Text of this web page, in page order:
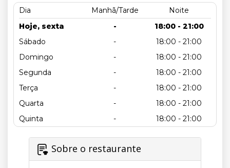
Dia Manhã/Tarde
Noite
Hoje, sexta
-
18:00 - 21:00
Sábado
-
18:00 - 21:00
Domingo
-
18:00 - 21:00
Segunda
-
18:00 - 21:00
Terça
-
18:00 - 21:00
Quarta
-
18:00 - 21:00
Quinta
- 18:00 - 21:00
Sobre o restaurante